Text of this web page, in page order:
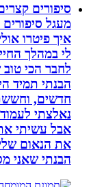
סיפורים קצרים
מעגל סיפורים
איך פיטרו אולי
לי במהלך החיים,
לחבר הכי טוב
הבנתי תמיד
חדשים, וחששתי
נאלצתי לעמוד
אבל עשיתי את זה
את הנאום שלי,
הבנתי שאני